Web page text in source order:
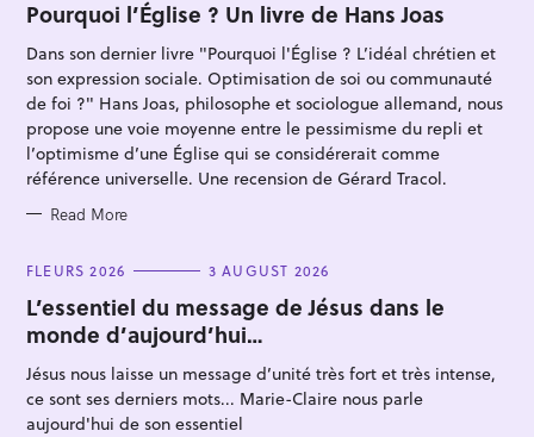
T
E
O
I
E
S
Pourquoi l’Église ? Un livre de Hans Joas
Dans son dernier livre "Pourquoi l'Église ? L’idéal chrétien et
son expression sociale. Optimisation de soi ou communauté
de foi ?" Hans Joas, philosophe et sociologue allemand, nous
propose une voie moyenne entre le pessimisme du repli et
l’optimisme d’une Église qui se considérerait comme
référence universelle. Une recension de Gérard Tracol.
Read More
C
T
E
G
O
I
E
S
FLEURS 2026 3 AUGUST 2026
L’essentiel du message de Jésus dans le
monde d’aujourd’hui…
Jésus nous laisse un message d’unité très fort et très intense,
ce sont ses derniers mots... Marie-Claire nous parle
aujourd'hui de son essentiel
a
r
c
h
f
o
: